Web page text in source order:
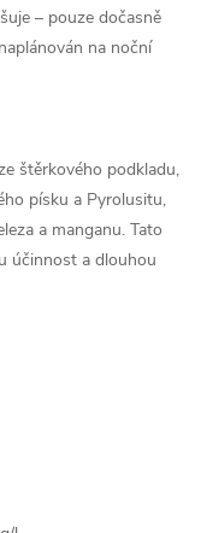
– pouze dočasně
na noční
štěrkového podkladu,
písku a Pyrolusitu,
a manganu. Tato
účinnost a dlouhou